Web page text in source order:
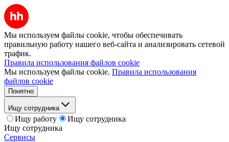
Мы используем файлы cookie, чтобы обеспечивать
правильную работу нашего веб-сайта и анализировать сетевой
трафик.
Правила использования файлов cookie
Мы используем файлы cookie. Правила использования
файлов cookie
Понятно
Ищу сотрудника
Ищу работу
Ищу сотрудника
Ищу сотрудника
Сервисы